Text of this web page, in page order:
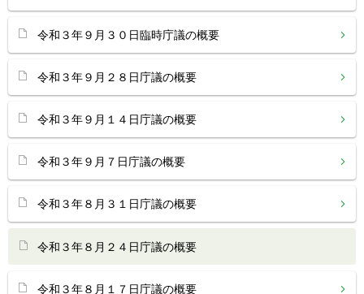
令和３年９月３０日臨時庁議の概要
令和３年９月２８日庁議の概要
令和３年９月１４日庁議の概要
令和３年９月７日庁議の概要
令和３年８月３１日庁議の概要
令和３年８月２４日庁議の概要
令和３年８月１７日庁議の概要